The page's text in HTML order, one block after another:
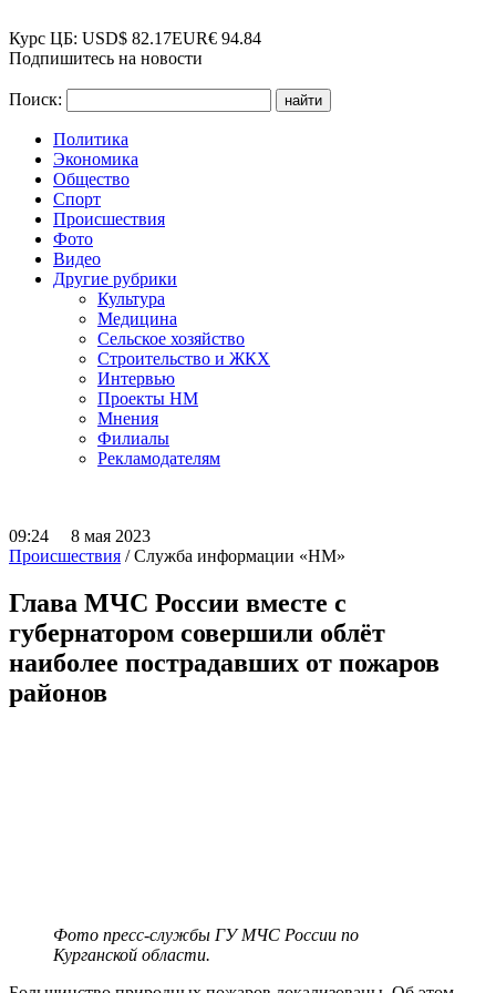
Курс ЦБ: USD$ 82.17EUR€ 94.84
Подпишитесь на новости
Поиск:
Политика
Экономика
Общество
Спорт
Происшествия
Фото
Видео
Другие рубрики
Культура
Медицина
Сельское хозяйство
Строительство и ЖКХ
Интервью
Проекты НМ
Мнения
Филиалы
Рекламодателям
09:24 8 мая 2023
Происшествия / Служба информации «НМ»
Глава МЧС России вместе с
губернатором совершили облёт
наиболее пострадавших от пожаров
районов
Фото пресс-службы ГУ МЧС России по
Курганской области.